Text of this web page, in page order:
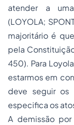
atender a
(LOYOLA;
majoritário é
pela
450). Para
estarmos em
deve seguir os
especifica os
A demissão